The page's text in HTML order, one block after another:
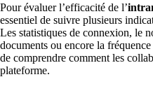
Pour évaluer l’efficacité de l’
essentiel de suivre plusieurs
Les statistiques de connexion, le
documents ou encore la
de comprendre comment les
plateforme.